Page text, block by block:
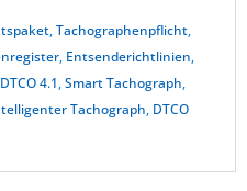
,Tachographenpflicht,
, Entsenderichtlinien,
DTCO 4.1,Smart Tachograph,
Tachograph, DTCO